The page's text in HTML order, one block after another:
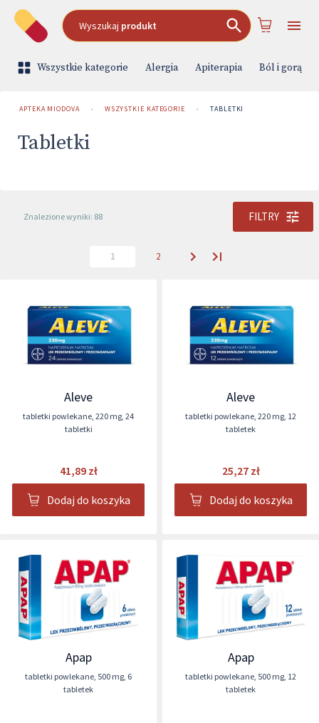
Wyszukaj produkt
Wszystkie kategorie Alergia Apiterapia Ból i
APTEKA MIODOVA › WSZYSTKIE KATEGORIE › TABLETKI
Tabletki
Znalezione wyniki: 88 FILTRY
1 2
Aleve
tabletki powlekane, 220 mg, 24
tabletki
41,89 zł
Dodaj do koszyka
Aleve
tabletki powlekane, 220 mg, 12
tabletek
25,27 zł
Dodaj do koszyka
Apap
tabletki powlekane, 500 mg, 6
tabletek
Apap
tabletki powlekane, 500 mg, 12
tabletek